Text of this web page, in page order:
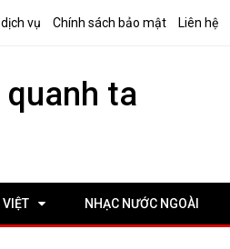
vụ Chính sách bảo mật Liên hệ
ta
VIỆT NHẠC NƯỚC NGOÀI